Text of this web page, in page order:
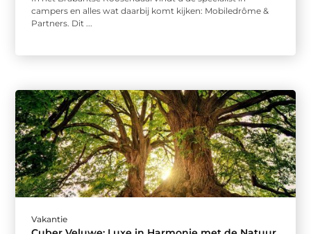
campers en alles wat daarbij komt kijken: Mobiledrôme &
Partners. Dit ...
Vakantie